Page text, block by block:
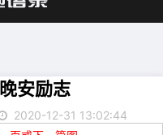
安励志
2020-12-31 13:02:44